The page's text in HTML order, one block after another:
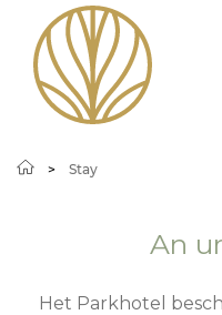
Stay
An
Het Parkhotel